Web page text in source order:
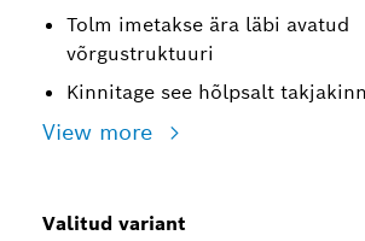
Tolm imetakse ära läbi avatud
võrgustruktuuri
Kinnitage see hõlpsalt
View more
Valitud variant